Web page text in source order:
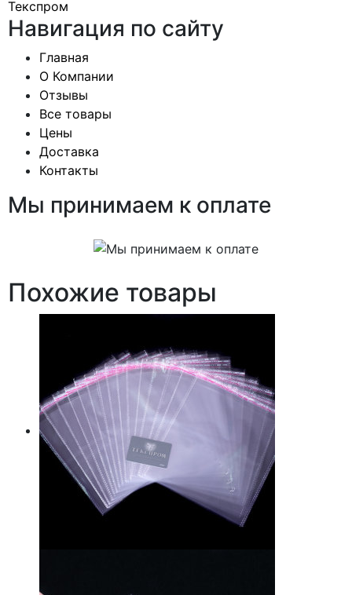
Навигация по сайту
Главная
О Компании
Отзывы
Все товары
Цены
Доставка
Контакты
Мы принимаем к оплате
Похожие товары